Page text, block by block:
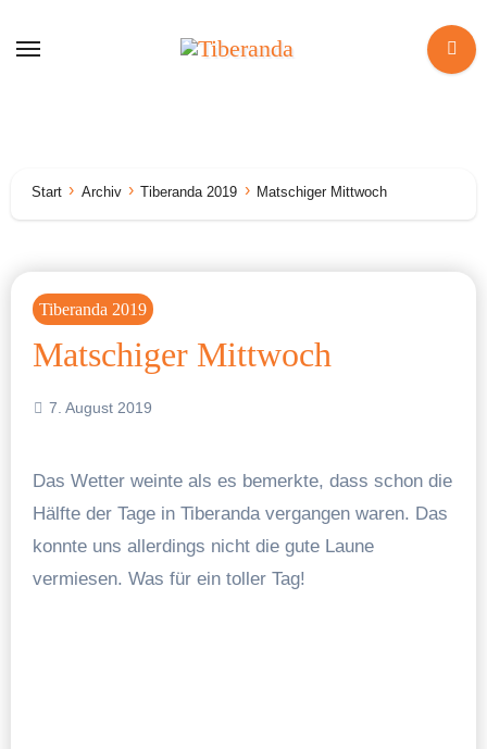
Inhalt
Start Archiv Tiberanda 2019 Matschiger Mittwoch
Tiberanda 2019
Matschiger Mittwoch
7. August 2019
Das Wetter weinte als es bemerkte, dass schon die
Hälfte der Tage in Tiberanda vergangen waren. Das
konnte uns allerdings nicht die gute Laune
vermiesen. Was für ein toller Tag!